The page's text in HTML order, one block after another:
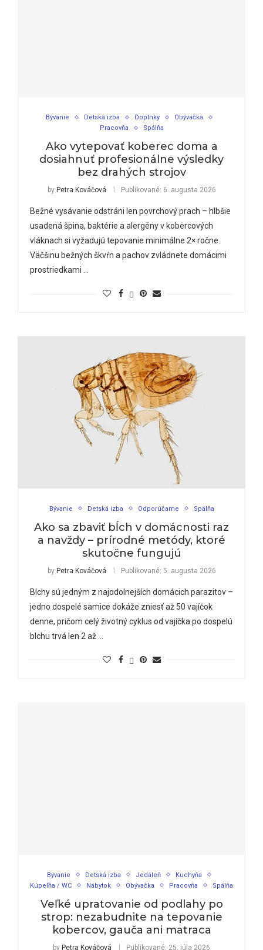
Bývanie Detská izba Doplnky
Obývačka
Pracovňa
Spálňa
Ako vytepovať koberec doma a
dosiahnuť profesionálne výsledky
bez drahých strojov
by Petra Kováčová Publikované: 6. augusta 2026
Bežné vysávanie odstráni len povrchový prach – hlbšie
usadená špina, baktérie a alergény v kobercových
vláknach si vyžadujú tepovanie minimálne 2× ročne.
Väčšinu bežných škvŕn a pachov zvládnete domácimi
prostriedkami …
Bývanie Detská izba Odporúčame Spálňa
Ako sa zbaviť bĺch v domácnosti raz
a navždy – prírodné metódy, ktoré
skutočne fungujú
by Petra Kováčová Publikované: 5. augusta 2026
Blchy sú jedným z najodolnejších domácich parazitov –
jedno dospelé samice dokáže zniesť až 50 vajíčok
denne, pričom celý životný cyklus od vajíčka po dospelú
blchu trvá len 2 až …
Bývanie Detská izba Jedáleň
Kuchyňa
Kúpeľňa / WC
Nábytok Obývačka Pracovňa Spálňa
Veľké upratovanie od podlahy po
strop: nezabudnite na tepovanie
kobercov, gauča ani matraca
by Petra Kováčová Publikované: 25. júla 2026